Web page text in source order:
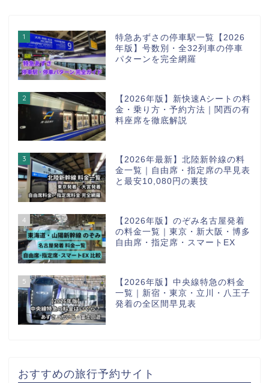
1
特急あずさの停車駅一覧【2026
年版】号数別・全32列車の停車
パターンを完全網羅
2
【2026年版】新快速Aシートの料
金・乗り方・予約方法｜関西の有
料座席を徹底解説
3
【2026年最新】北陸新幹線の料
金一覧｜自由席・指定席の早見表
と最安10,080円の裏技
4
【2026年版】のぞみ名古屋発着
の料金一覧｜東京・新大阪・博多
自由席・指定席・スマートEX
5
【2026年版】中央線特急の料金
一覧｜新宿・東京・立川・八王子
発着の全区間早見表
おすすめの旅行予約サイト